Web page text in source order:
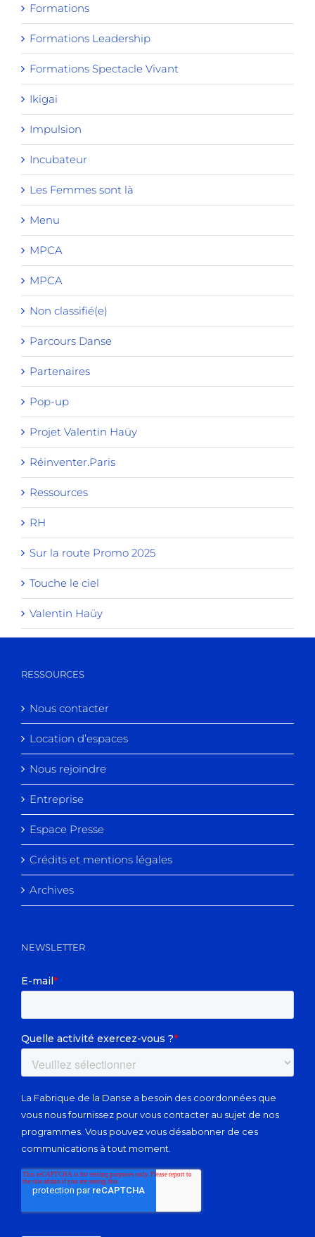
Formations
Formations Leadership
Formations Spectacle Vivant
Ikigai
Impulsion
Incubateur
Les Femmes sont là
Menu
MPCA
MPCA
Non classifié(e)
Parcours Danse
Partenaires
Pop-up
Projet Valentin Haüy
Réinventer.Paris
Ressources
RH
Sur la route Promo 2025
Touche le ciel
Valentin Haüy
RESSOURCES
Nous contacter
Location d’espaces
Nous rejoindre
Entreprise
Espace Presse
Crédits et mentions légales
Archives
NEWSLETTER